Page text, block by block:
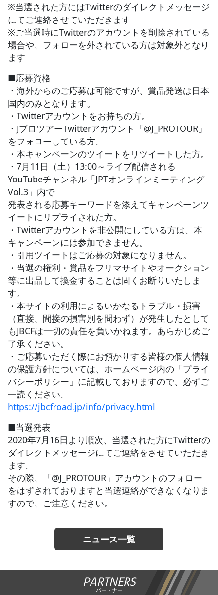
※当選された方にはTwitterのダイレクトメッセージ
にてご連絡させていただきます
※ご当選時にTwitterのアカウントを削除されている
場合や、フォローを外されている方は対象外となり
ます
■応募資格
・海外からのご応募は可能ですが、賞品発送は日本
国内のみとなります。
・Twitterアカウントをお持ちの方。
・JプロツアーTwitterアカウント「@J_PROTOUR」
をフォローしている方。
・本キャンペーンのツイートをリツイートした方。
・7月11日（土）13:00～ライブ配信される
YouTubeチャンネル「JPTオンラインミーティング
Vol.3」内で
発表される応募キーワードを添えてキャンペーンツ
イートにリプライされた方。
・Twitterアカウントを非公開にしている方は、本
キャンペーンには参加できません。
・引用ツイートはご応募の対象になりません。
・当選の権利・賞品をフリマサイトやオークション
等に出品して換金することは固くお断りいたしま
す。
・本サイトの利用によるいかなるトラブル・損害
（直接、間接の損害別を問わず）が発生したとして
もJBCFは一切の責任を負いかねます。あらかじめご
了承ください。
・ご応募いただく際にお預かりする皆様の個人情報
の保護方針については、ホームページ内の「プライ
バシーポリシー」に記載しておりますので、必ずご
一読ください。
https://jbcfroad.jp/info/privacy.html
■当選発表
2020年7月16日より順次、当選された方にTwitterの
ダイレクトメッセージにてご連絡をさせていただき
ます。
その際、「@J_PROTOUR」アカウントのフォロー
をはずされておりますと当選連絡ができなくなりま
すので、ご注意ください。
ニュース一覧
PARTNERS
パートナー